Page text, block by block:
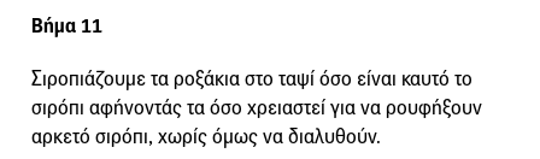
Βήμα 11
Σιροπιάζουμε τα ροξάκια στο ταψί όσο είναι καυτό το
σιρόπι αφήνοντάς τα όσο χρειαστεί για να ρουφήξουν
αρκετό σιρόπι, χωρίς όμως να διαλυθούν.